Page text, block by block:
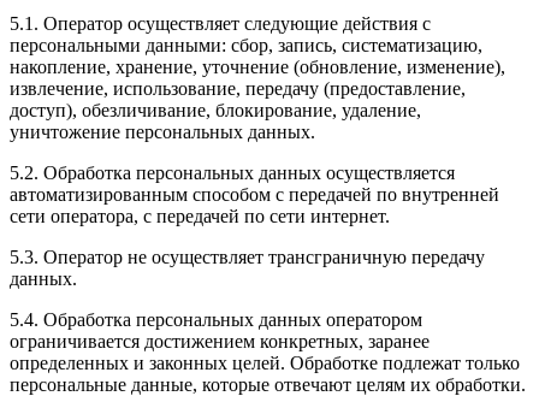
5.1. Оператор осуществляет следующие действия с
персональными данными: сбор, запись, систематизацию,
накопление, хранение, уточнение (обновление, изменение),
извлечение, использование, передачу (предоставление,
доступ), обезличивание, блокирование, удаление,
уничтожение персональных данных.
5.2. Обработка персональных данных осуществляется
автоматизированным способом с передачей по внутренней
сети оператора, с передачей по сети интернет.
5.3. Оператор не осуществляет трансграничную передачу
данных.
5.4. Обработка персональных данных оператором
ограничивается достижением конкретных, заранее
определенных и законных целей. Обработке подлежат только
персональные данные, которые отвечают целям их обработки.